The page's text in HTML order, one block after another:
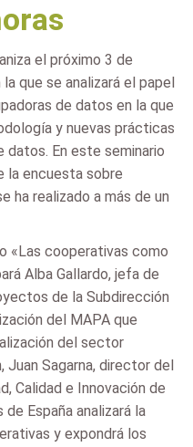
el próximo 3 de
que se analizará el papel
de datos en la que
y nuevas prácticas
datos. En este seminario
la encuesta sobre
ha realizado a más de un
«Las cooperativas como
Alba Gallardo, jefa de
de la Subdirección
del MAPA que
del sector
Juan Sagarna, director del
Calidad e Innovación de
España analizará la
y expondrá los